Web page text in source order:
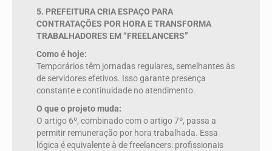
5. PREFEITURA CRIA ESPAÇO PARA
CONTRATAÇÕES POR HORA E TRANSFORMA
TRABALHADORES EM “FREELANCERS”
Como é hoje:
Temporários têm jornadas regulares, semelhantes às
de servidores efetivos. Isso garante presença
constante e continuidade no atendimento.
O que o projeto muda:
O artigo 6º, combinado com o artigo 7º, passa a
permitir remuneração por hora trabalhada. Essa
lógica é equivalente à de freelancers: profissionais